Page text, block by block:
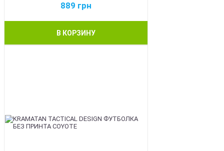
889 грн
В КОРЗИНУ